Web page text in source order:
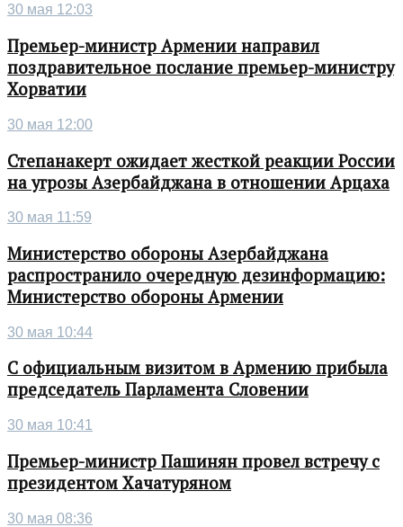
30 мая 12:03
Премьер-министр Армении направил
поздравительное послание премьер-министру
Хорватии
30 мая 12:00
Степанакерт ожидает жесткой реакции России
на угрозы Азербайджана в отношении Арцаха
30 мая 11:59
Министерство обороны Азербайджана
распространило очередную дезинформацию:
Министерство обороны Армении
30 мая 10:44
С официальным визитом в Армению прибыла
председатель Парламента Словении
30 мая 10:41
Премьер-министр Пашинян провел встречу с
президентом Хачатуряном
30 мая 08:36